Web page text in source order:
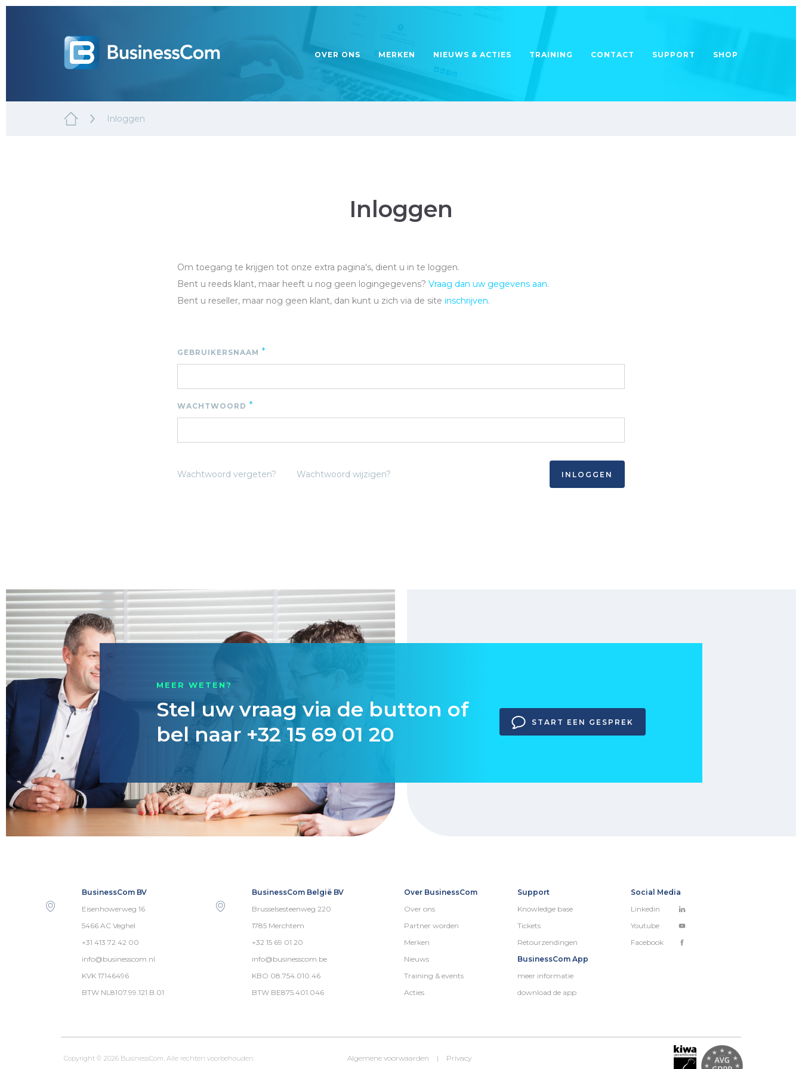
OVER ONS MERKEN NIEUWS & ACTIES TRAINING CONTACT SUPPORT SHOP
Inloggen
Inloggen
Om toegang te krijgen tot onze extra pagina's, dient u in te loggen.
Bent u reeds klant, maar heeft u nog geen logingegevens? Vraag dan uw gegevens aan.
Bent u reseller, maar nog geen klant, dan kunt u zich via de site inschrijven.
GEBRUIKERSNAAM *
WACHTWOORD *
Wachtwoord vergeten? Wachtwoord wijzigen? INLOGGEN
MEER WETEN?
Stel uw vraag via de button of
bel naar +32 15 69 01 20
START EEN GESPREK
BusinessCom BV
Eisenhowerweg 16
5466 AC Veghel
+31 413 72 42 00
info@businesscom.nl
KVK 17146496
BTW NL8107.99.121.B.01
BusinessCom België BV
Brusselsesteenweg 220
1785 Merchtem
+32 15 69 01 20
info@businesscom.be
KBO 08.754.010.46
BTW BE875.401.046
Over BusinessCom
Over ons
Partner worden
Merken
Nieuws
Training & events
Acties
Support
Knowledge base
Tickets
Retourzendingen
BusinessCom App
meer informatie
download de app
Social Media
Linkedin
Youtube
Facebook
Copyright © 2026 BusinessCom. Alle rechten voorbehouden. Algemene voorwaarden | Privacy